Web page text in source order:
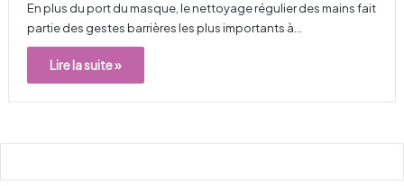
En plus du port du masque, le nettoyage régulier des mains fait
partie des gestes barrières les plus importants à…
Lire la suite »